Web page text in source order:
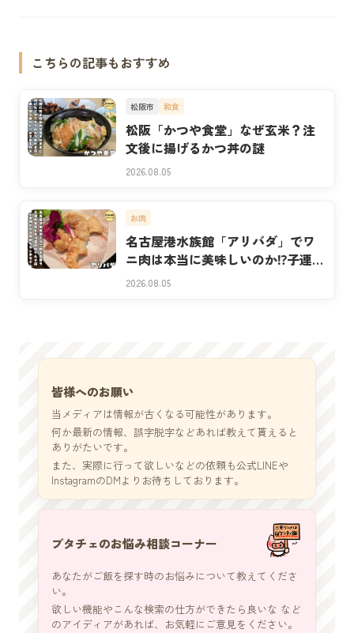
こちらの記事もおすすめ
松阪市 和食
松阪「かつや食堂」なぜ玄米？注
文後に揚げるかつ丼の謎
2026.08.05
お肉
名古屋港水族館「アリバダ」でワ
ニ肉は本当に美味しいのか⁉子連れ
実食
2026.08.05
皆様へのお願い
当メディアは情報が古くなる可能性があります。
何か最新の情報、誤字脱字などあれば教えて貰えると
ありがたいです。
また、実際に行って欲しいなどの依頼も公式LINEや
InstagramのDMよりお待ちしております。
ブタチェのお悩み相談コーナー
あなたがご飯を探す時のお悩みについて教えてくださ
い。
欲しい機能やこんな検索の仕方ができたら良いな など
のアイディアがあれば、お気軽にご意見をください。